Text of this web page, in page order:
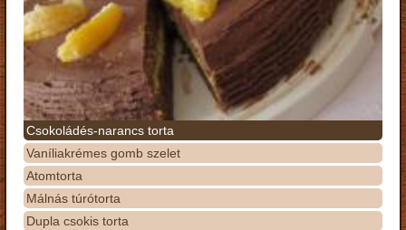
Csokoládés-narancs torta
Vaníliakrémes gomb szelet
Atomtorta
Málnás túrótorta
Dupla csokis torta